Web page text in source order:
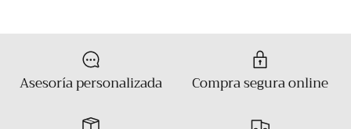
Asesoría personalizada Compra segura online